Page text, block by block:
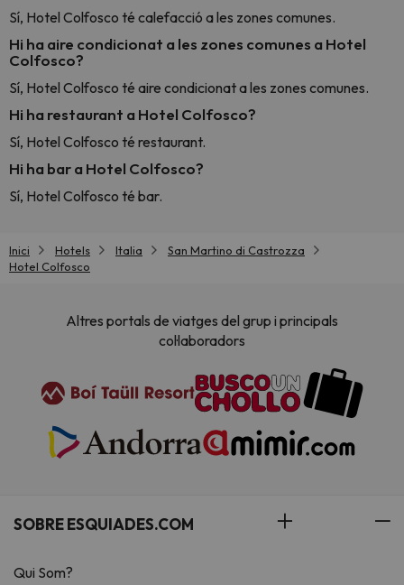
Sí, Hotel Colfosco té calefacció a les zones comunes.
Hi ha aire condicionat a les zones comunes a Hotel
Colfosco?
Sí, Hotel Colfosco té aire condicionat a les zones comunes.
Hi ha restaurant a Hotel Colfosco?
Sí, Hotel Colfosco té restaurant.
Hi ha bar a Hotel Colfosco?
Sí, Hotel Colfosco té bar.
Inici Hotels Italia
San Martino di Castrozza
Hotel Colfosco
Altres portals de viatges del grup i principals
col·laboradors
SOBRE ESQUIADES.COM
Qui Som?